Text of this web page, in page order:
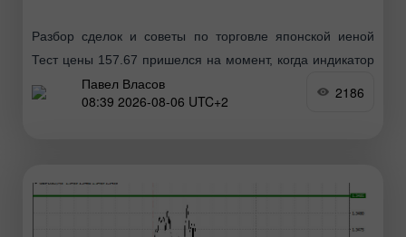
Разбор сделок и советы по торговле японской иеной
Тест цены 157.67 пришелся на момент, когда индикатор
MACD только начинал движение вниз от нулевой
отметки, что стало подтверждением правильной точки
Павел Власов
08:39 2026-08-06 UTC+2
2186